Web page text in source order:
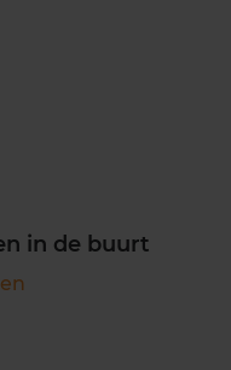
in de buurt